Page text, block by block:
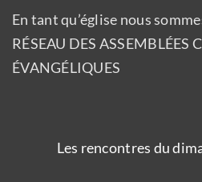
En tant qu’église nous
RÉSEAU DES ASSEMBLÉES
ÉVANGÉLIQUES
Les rencontres du